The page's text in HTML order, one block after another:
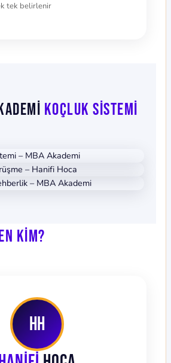
tek belirlenir
Koçluk Sistemi
Kim?
HH